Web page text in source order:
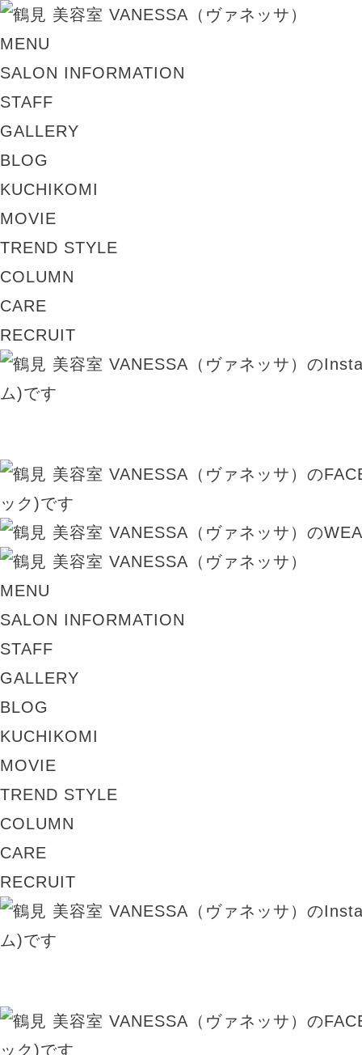
MENU
SALON INFORMATION
STAFF
GALLERY
BLOG
KUCHIKOMI
MOVIE
TREND STYLE
COLUMN
CARE
RECRUIT
MENU
SALON INFORMATION
STAFF
GALLERY
BLOG
KUCHIKOMI
MOVIE
TREND STYLE
COLUMN
CARE
RECRUIT